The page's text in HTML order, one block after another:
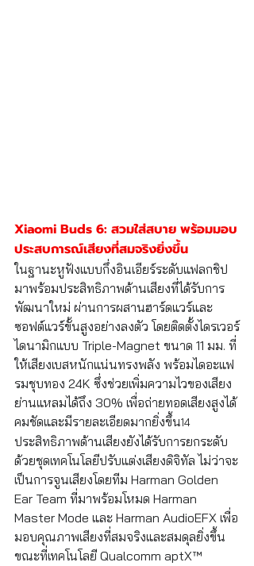
Xiaomi Buds 6: สวมใส่สบาย พร้อมมอบ
ประสบการณ์เสียงที่สมจริงยิ่งขึ้น
ในฐานะหูฟังแบบกึ่งอินเอียร์ระดับแฟลกชิป
มาพร้อมประสิทธิภาพด้านเสียงที่ได้รับการ
พัฒนาใหม่ ผ่านการผสานฮาร์ดแวร์และ
ซอฟต์แวร์ขั้นสูงอย่างลงตัว โดยติดตั้งไดรเวอร์
ไดนามิกแบบ Triple-Magnet ขนาด 11 มม. ที่
ให้เสียงเบสหนักแน่นทรงพลัง พร้อมไดอะแฟ
รมชุบทอง 24K ซึ่งช่วยเพิ่มความไวของเสียง
ย่านแหลมได้ถึง 30% เพื่อถ่ายทอดเสียงสูงได้
คมชัดและมีรายละเอียดมากยิ่งขึ้น14
ประสิทธิภาพด้านเสียงยังได้รับการยกระดับ
ด้วยชุดเทคโนโลยีปรับแต่งเสียงดิจิทัล ไม่ว่าจะ
เป็นการจูนเสียงโดยทีม Harman Golden
Ear Team ที่มาพร้อมโหมด Harman
Master Mode และ Harman AudioEFX เพื่อ
มอบคุณภาพเสียงที่สมจริงและสมดุลยิ่งขึ้น
ขณะที่เทคโนโลยี Qualcomm aptX™